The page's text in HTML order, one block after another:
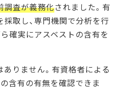
調査が義務化されました。有
取し、専門機関で分析を行
確実にアスベストの含有を
りません。有資格者による
含有の有無を確認できま